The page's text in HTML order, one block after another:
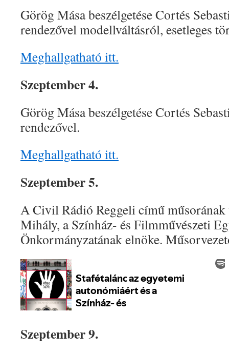
Görög Mása beszélgetése Cortés
rendezővel modellváltásról, esetleges
Meghallgatható itt.
Szeptember 4.
Görög Mása beszélgetése Cortés
rendezővel.
Meghallgatható itt.
Szeptember 5.
A Civil Rádió Reggeli című műsorának
Mihály, a Színház- és Filmművészeti
Önkormányzatának elnöke.
Szeptember 9.